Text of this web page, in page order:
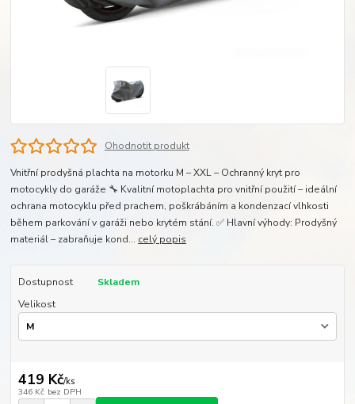
Ohodnotit produkt
Vnitřní prodyšná plachta na motorku M – XXL – Ochranný kryt pro
motocykly do garáže 🔧 Kvalitní motoplachta pro vnitřní použití – ideální
ochrana motocyklu před prachem, poškrábáním a kondenzací vlhkosti
během parkování v garáži nebo krytém stání. ✅ Hlavní výhody: Prodyšný
materiál – zabraňuje kond... celý popis
Dostupnost
Skladem
Velikost
419 Kč/ks
346 Kč bez DPH